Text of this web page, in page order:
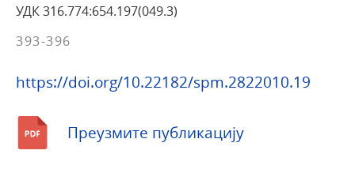
УДК 316.774:654.197(049.3)
393-396
https://doi.org/10.22182/spm.2822010.19
Преузмите публикацију